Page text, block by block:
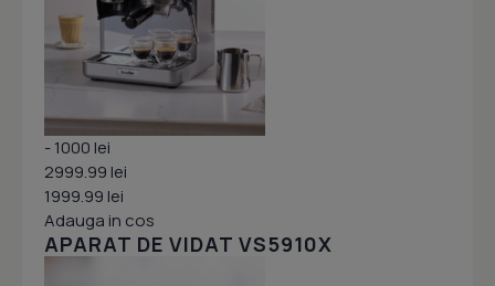
- 1000 lei
2999.99 lei
1999.99 lei
Adauga in cos
APARAT DE VIDAT VS5910X